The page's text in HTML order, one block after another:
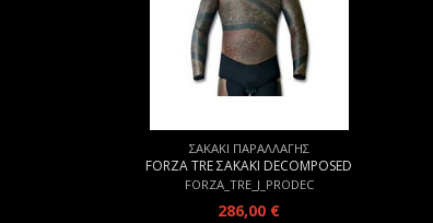
ΣΑΚΑΚΙ ΠΑΡΑΛΛΑΓΗΣ
FORZA TRE ΣΑΚΑΚΙ DECOMPOSED
FORZA_TRE_J_PRODEC
286,00 €